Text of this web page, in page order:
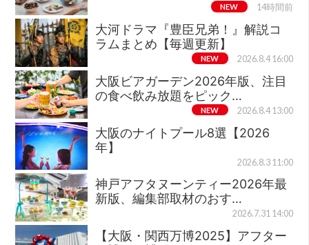
NEW 14時間前
大河ドラマ『豊臣兄弟！』解説コ
ラムまとめ【毎週更新】
NEW 2026.8.4 16:00
大阪ビアガーデン2026年版、注目
の食べ飲み放題をピック…
NEW 2026.8.4 13:00
大阪のナイトプール8選【2026
年】
2026.8.3 11:00
神戸アフタヌーンティー2026年最
新版、編集部取材のおす…
2026.7.31 14:00
【大阪・関西万博2025】アフター